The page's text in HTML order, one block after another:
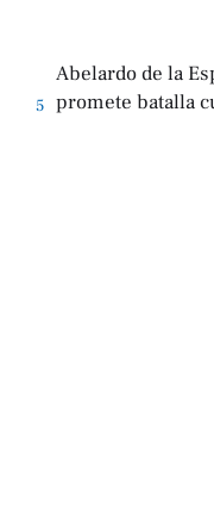
5
Abelardo de la
promete batalla